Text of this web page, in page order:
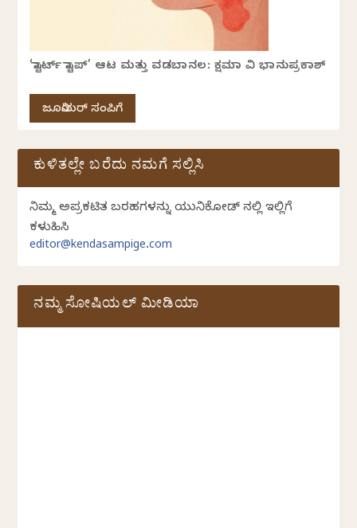
‘ಸ್ಟಾರ್ಟ್ ಸ್ಟಾಪ್’ ಆಟ ಮತ್ತು ವಡಬಾನಲ: ಕ್ಷಮಾ ವಿ ಭಾನುಪ್ರಕಾಶ್
ಜೂನಿಯರ್ ಸಂಪಿಗೆ
ಕುಳಿತಲ್ಲೇ ಬರೆದು ನಮಗೆ ಸಲ್ಲಿಸಿ
ನಿಮ್ಮ ಅಪ್ರಕಟಿತ ಬರಹಗಳನ್ನು ಯುನಿಕೋಡ್ ನಲ್ಲಿ ಇಲ್ಲಿಗೆ
ಕಳುಹಿಸಿ
editor@kendasampige.com
ನಮ್ಮ ಸೋಷಿಯಲ್‌ ಮೀಡಿಯಾ